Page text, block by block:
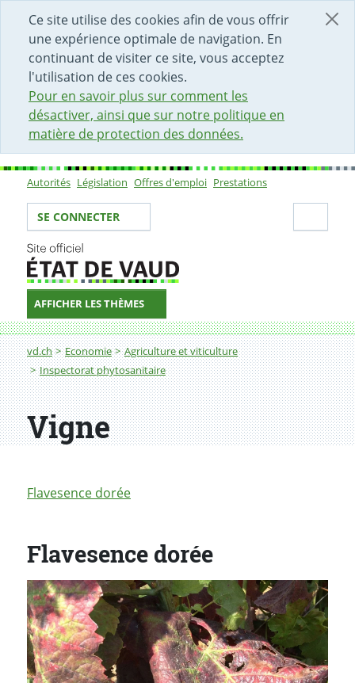
Ce site utilise des cookies afin de vous offrir
une expérience optimale de navigation. En
continuant de visiter ce site, vous acceptez
l'utilisation de ces cookies.
Pour en savoir plus sur comment les
désactiver, ainsi que sur notre politique en
matière de protection des données.
DÉBUT DU CONTENU DE LA PAGE
ACCÈS AU CHAMP DE RECHERCHE
PAGE D'ACCUEIL
FORMULAIRE DE CONTACT
Sous-navigation
Autorités Législation Offres d'emploi Prestations
Votre identité
SE CONNECTER
AFFICHER LES THÈMES
Fil d'Ariane
vd.ch Economie
Agriculture et viticulture
Inspectorat phytosanitaire
Vigne
Vigne
Flavesence dorée
Flavesence dorée